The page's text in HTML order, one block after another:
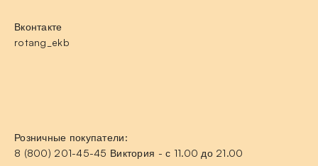
Вконтакте
rotang_ekb
Розничные покупатели:
8 (800) 201-45-45 Виктория - с 11.00 до 21.00